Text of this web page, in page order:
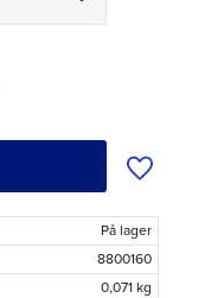
Tilføj til
På lager
8800160
0,071 kg